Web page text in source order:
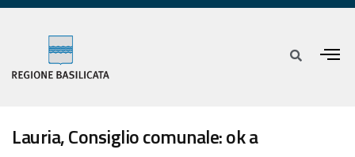
Lauria, Consiglio comunale: ok a